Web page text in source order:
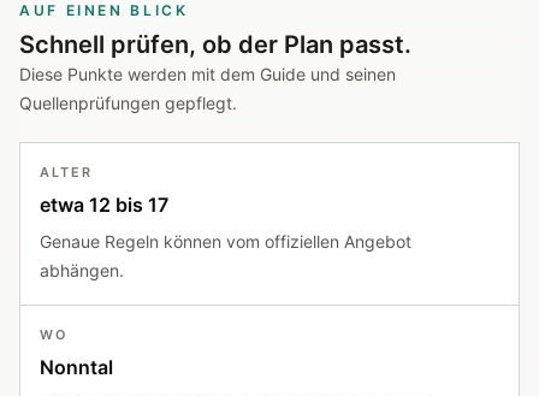
AUF EINEN BLICK
Schnell prüfen, ob der Plan passt.
Diese Punkte werden mit dem Guide und seinen
Quellenprüfungen gepflegt.
ALTER
etwa 12 bis 17
Genaue Regeln können vom offiziellen Angebot
abhängen.
WO
Nonntal